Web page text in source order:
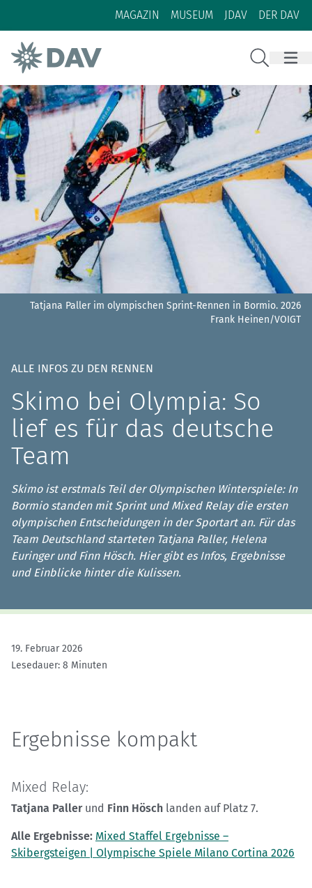
Zum Inhalt
Zur Footer-Navigation
MAGAZIN MUSEUM JDAV DER DAV
Tatjana Paller im olympischen Sprint-Rennen in Bormio. 2026
Frank Heinen/VOIGT
ALLE INFOS ZU DEN RENNEN
Skimo bei Olympia: So
lief es für das deutsche
Team
Skimo ist erstmals Teil der Olympischen Winterspiele: In
Bormio standen mit Sprint und Mixed Relay die ersten
olympischen Entscheidungen in der Sportart an. Für das
Team Deutschland starteten Tatjana Paller, Helena
Euringer und Finn Hösch. Hier gibt es Infos, Ergebnisse
und Einblicke hinter die Kulissen.
19. Februar 2026
Lesedauer: 8 Minuten
Ergebnisse kompakt
Mixed Relay:
Tatjana Pallerund Finn Hösch landen auf Platz 7.
Alle Ergebnisse: Mixed Staffel Ergebnisse –
Skibergsteigen | Olympische Spiele Milano Cortina 2026